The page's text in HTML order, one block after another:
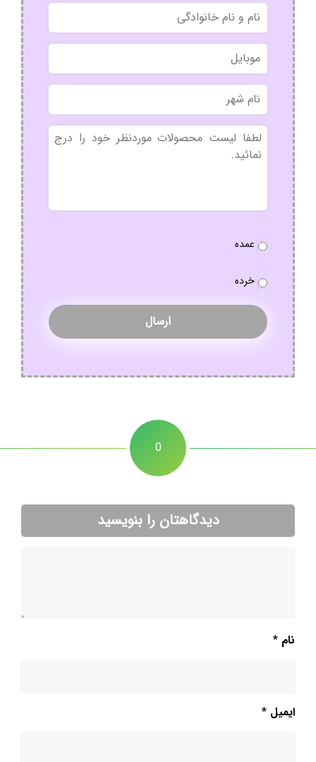
نام
و
نام
خانوادگی
موبایل
نام
شهر
بدون
عنوان
نوع
عمده
خرده
0
دیدگاهتان را بنویسید
نام *
ایمیل *